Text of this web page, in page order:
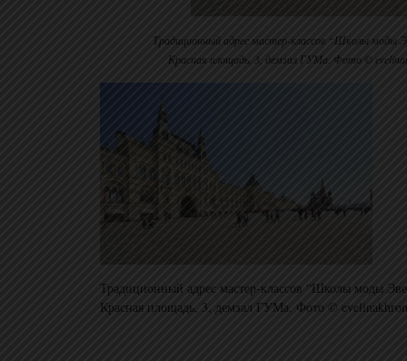
Традиционный адрес мастер-классов “Школы моды
Красная площадь, 3, демзал ГУМа. Фото ©
Традиционный адрес мастер-классов “Школы моды
Красная площадь, 3, демзал ГУМа. Фото ©